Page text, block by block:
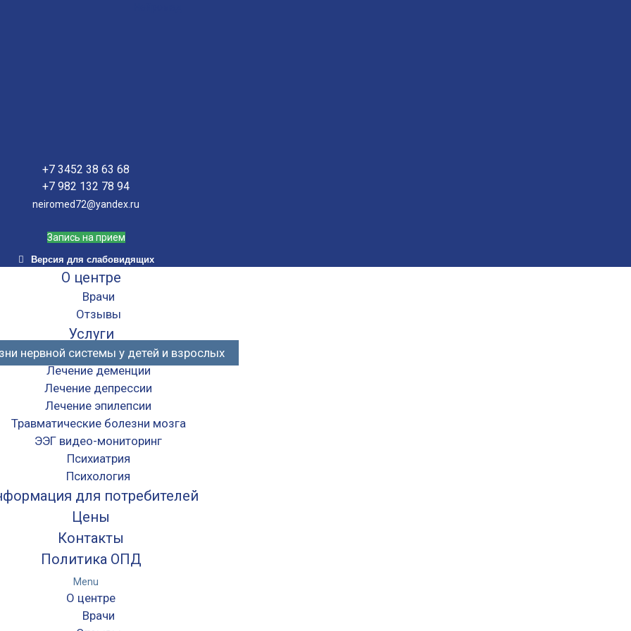
+7 3452 38 63 68
+7 982 132 78 94
neiromed72@yandex.ru
Запись на прием
Версия для слабовидящих
О центре
Врачи
Отзывы
Услуги
нервной системы у детей и взрослых
Лечение деменции
Лечение депрессии
Лечение эпилепсии
Травматические болезни мозга
ЭЭГ видео-мониторинг
Психиатрия
Психология
для потребителей
Цены
Контакты
Политика ОПД
Menu
О центре
Врачи